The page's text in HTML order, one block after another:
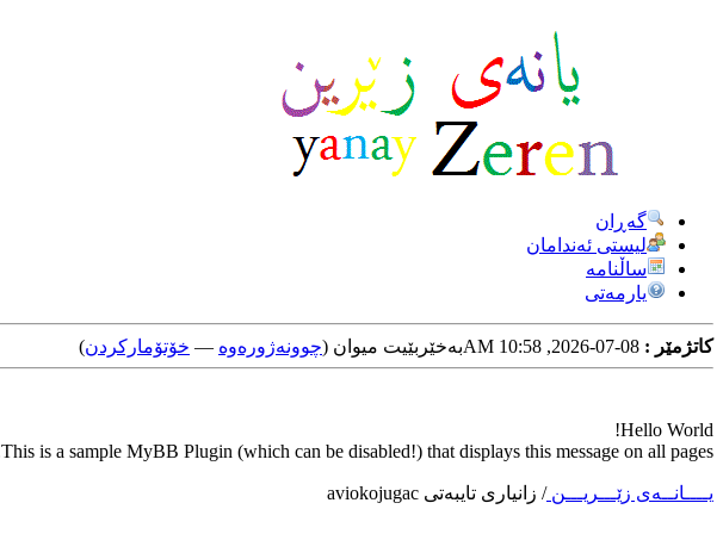
گه‌ڕان
لیستی ئه‌ندامان
ساڵنامه
یارمه‌تی
کاتژمێر : به‌خێربێیت میوان (چوونه‌ژوره‌وه‌ — خۆتۆمارکردن)
Hello World!
This is a sample MyBB Plugin (which can be disabled!) that displays this message on all pages.
یــــانــه‌ی زێـــریـــن/ زانیاری تایبه‌تی aviokojugac